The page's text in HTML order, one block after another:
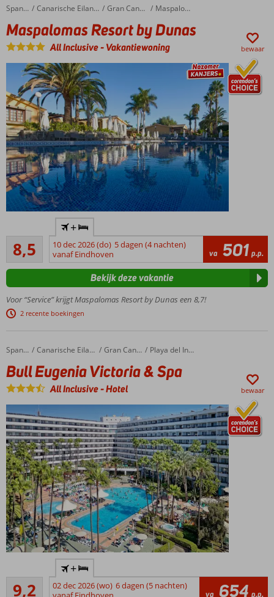
Home Spanje Canarische Eilanden Gran Canaria Maspalomas
Maspalomas Resort by Dunas
Maspalomas Resort by Dunas
All Inclusive-Vakantiewoning bewaar
kwaliteitsresort
met goede All
Inclusive
formule
speeltuin,
miniclub
& -disco
Fijne 2- en 3-
Gratis
shuttleservice
strand
8,5Aanrader
1373
beoordelingen
+
10 dec 2026 (do) 5 dagen (4 nachten)
vanaf Eindhoven
va 501 p.p.
Voor “Service” krijgt Maspalomas Resort by Dunas een 8,7!
2 recente boekingen
Bekijk deze vakantie
Home Spanje Canarische Eilanden Gran Canaria Playa del Ingles
Bull Eugenia Victoria & Spa
Bull Eugenia Victoria & Spa
All Inclusive-Hotel bewaar
Absolute
favoriet bij
Nederlandse
9,2
Uitstekend
21
+
02 dec 2026 (wo) 6 dagen (5 nachten)
va 654 p.p.